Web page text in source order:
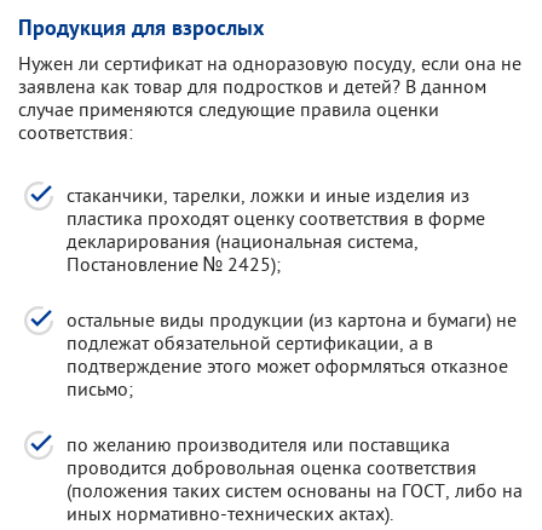
Продукция для взрослых
Нужен ли сертификат на одноразовую посуду, если она не
заявлена как товар для подростков и детей? В данном
случае применяются следующие правила оценки
соответствия:
стаканчики, тарелки, ложки и иные изделия из
пластика проходят оценку соответствия в форме
декларирования (национальная система,
Постановление № 2425);
остальные виды продукции (из картона и бумаги) не
подлежат обязательной сертификации, а в
подтверждение этого может оформляться отказное
письмо;
по желанию производителя или поставщика
проводится добровольная оценка соответствия
(положения таких систем основаны на ГОСТ, либо на
иных нормативно-технических актах).